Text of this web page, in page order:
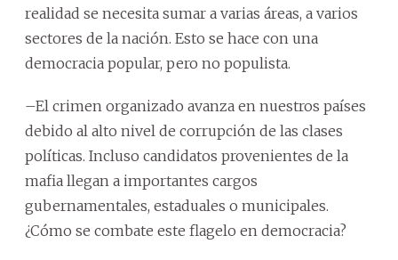
realidad se necesita sumar a varias áreas, a varios
sectores de la nación. Esto se hace con una
democracia popular, pero no populista.
–El crimen organizado avanza en nuestros países
debido al alto nivel de corrupción de las clases
políticas. Incluso candidatos provenientes de la
mafia llegan a importantes cargos
gubernamentales, estaduales o municipales.
¿Cómo se combate este flagelo en democracia?